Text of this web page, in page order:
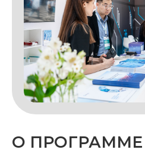
О ПРОГРАММЕ